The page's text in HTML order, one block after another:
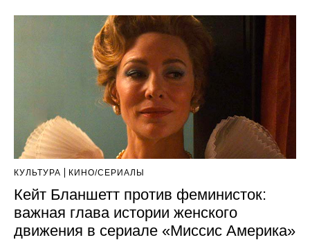
КУЛЬТУРА КИНО/СЕРИАЛЫ
Кейт Бланшетт против феминисток:
важная глава истории женского
движения в сериале «Миссис Америка»